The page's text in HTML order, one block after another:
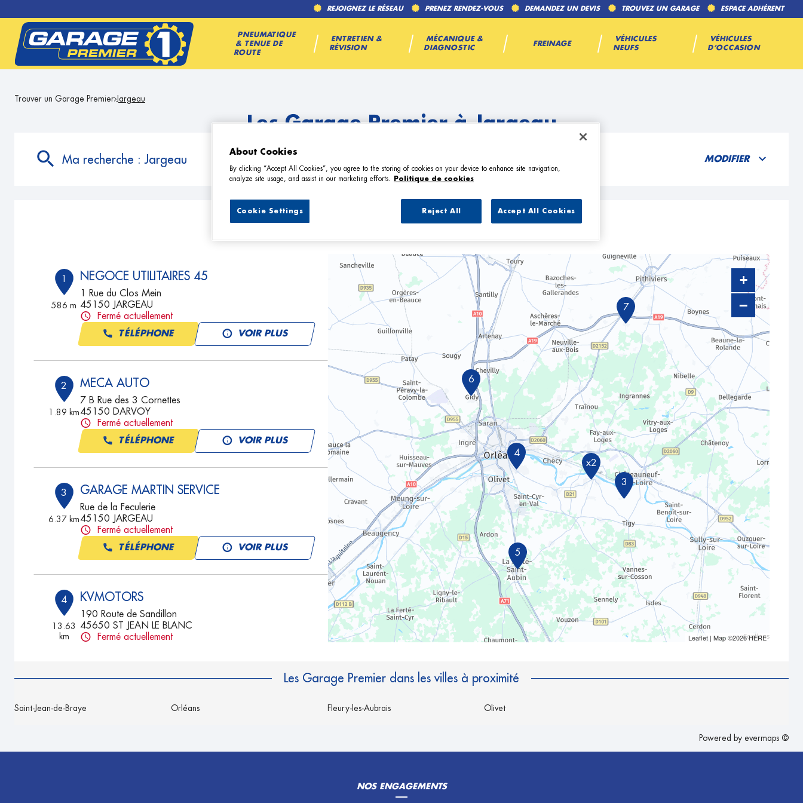
REJOIGNEZ LE RÉSEAU PRENEZ RENDEZ-VOUS DEMANDEZ UN DEVIS TROUVEZ UN GARAGE ESPACE ADHÉRENT
PNEUMATIQUE
& TENUE DE
ROUTE
ENTRETIEN &
RÉVISION
MÉCANIQUE &
DIAGNOSTIC
FREINAGE
VÉHICULES
NEUFS
VÉHICULES
D’OCCASION
Trouver un Garage Premier Jargeau
Les Garage Premier à Jargeau
Ma recherche : Jargeau MODIFIER
7 Garage Premier à Jargeau
1
586 m
NEGOCE UTILITAIRES 45
1 Rue du Clos Mein
45150 JARGEAU
Fermé actuellement
TÉLÉPHONE VOIR PLUS
2
1.89 km
MECA AUTO
7 B Rue des 3 Cornettes
45150 DARVOY
Fermé actuellement
TÉLÉPHONE VOIR PLUS
3
6.37 km
GARAGE MARTIN SERVICE
Rue de la Feculerie
45150 JARGEAU
Fermé actuellement
TÉLÉPHONE VOIR PLUS
4
13.63
km
KVMOTORS
190 Route de Sandillon
45650 ST JEAN LE BLANC
Fermé actuellement
5 MRA LA FERTE
7
6
5
4
3
x2
+
−
Leaflet| Map ©2026HERE
Les Garage Premier dans les villes à proximité
Saint-Jean-de-Braye Orléans Fleury-les-Aubrais Olivet
Powered by evermaps ©
NOS ENGAGEMENTS
About Cookies
By clicking “Accept All Cookies”, you agree to the storing of cookies on your device to enhance site navigation,
analyze site usage, and assist in our marketing efforts.
Politique de cookies
Reject All Accept All Cookies
Cookie Settings